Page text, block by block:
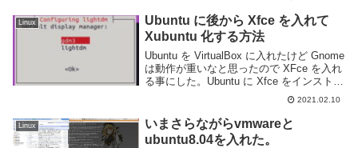
release は以下のようになっている。http...
Linux
Ubuntu に後から Xfce を入れて
Xubuntu 化する方法
Ubuntu を VirtualBox に入れたけど Gnome
は動作が重いなと思ったので XFce を入れ
る事にした。Ubuntu に Xfce をインストー
ルするには大まかに分けて Xfce のみをイ
ンストールする方法と xubunt...
2021.02.10
Linux
いまさらながらvmwareと
ubuntu8.04を入れた。